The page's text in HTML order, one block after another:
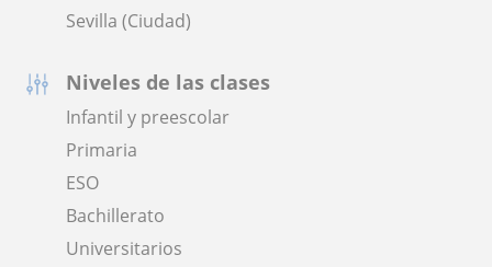
Sevilla (Ciudad)
Niveles de las clases
Infantil y preescolar
Primaria
ESO
Bachillerato
Universitarios